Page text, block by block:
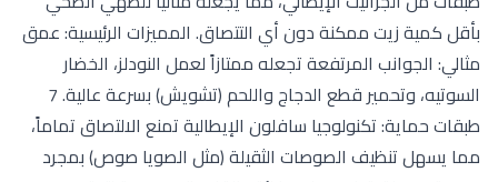
بأقل كمية زيت ممكنة دون أي التتصاق. المميزات الرئيسية: عمق
مثالي: الجوانب المرتفعة تجعله ممتازاً لعمل النودلز، الخضار
السوتيه، وتحمير قطع الدجاج واللحم (تشويش) بسرعة عالية. 7
طبقات حماية: تكنولوجيا سافلون الإيطالية تمنع الالتصاق تماماً،
مما يسهل تنظيف الصوصات الثقيلة (مثل الصويا صوص) بمجرد